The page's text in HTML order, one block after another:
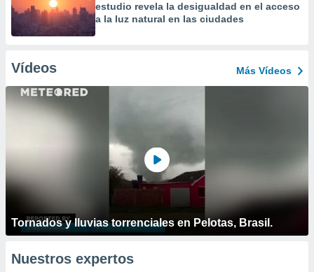
estudio revela la desigualdad en el acceso
a la luz natural en las ciudades
Vídeos Más Vídeos
Tornados y lluvias torrenciales en Pelotas, Brasil.
Nuestros expertos